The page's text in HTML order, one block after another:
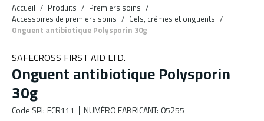
Accueil / Produits / Premiers soins /
Accessoires de premiers soins / Gels, crèmes et onguents /
Onguent antibiotique Polysporin 30g
SAFECROSS FIRST AID LTD.
Onguent antibiotique Polysporin
30g
Code SPI: FCR111 NUMÉRO FABRICANT: 05255